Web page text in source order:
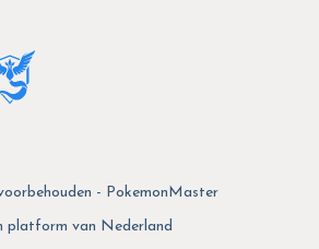
- PokemonMaster
platform van Nederland